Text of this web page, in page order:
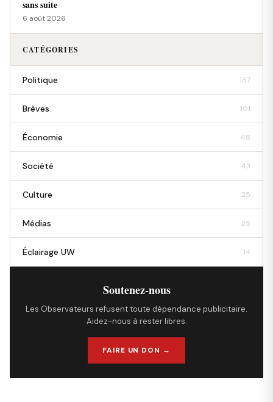
sans suite
6 août 2026
CATÉGORIES
Politique 187
Brèves 101
Économie 48
Société 43
Culture 25
Médias 25
Éclairage UW 14
Soutenez-nous
Les Observateurs refusent toute dépendance publicitaire.
Aidez-nous à rester libres.
FAIRE UN DON →